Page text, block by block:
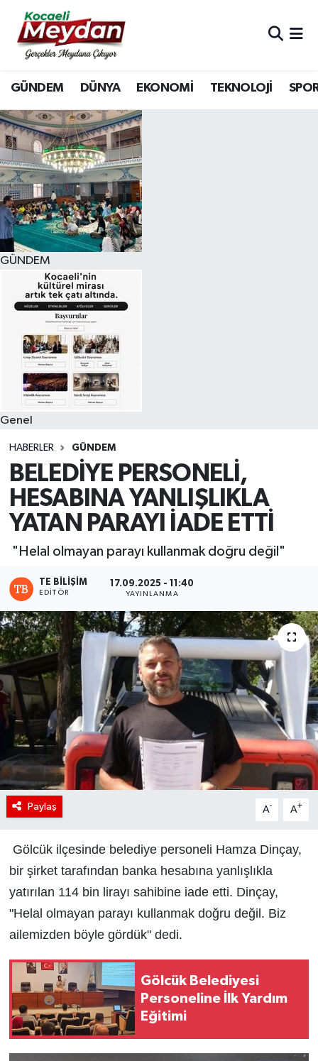
GÜNDEM DÜNYA EKONOMİ TEKNOLOJİ
GÜNDEM
Genel
HABERLER GÜNDEM
BELEDİYE PERSONELİ,
HESABINA YANLIŞLIKLA
YATAN PARAYI İADE ETTİ
"Helal olmayan parayı kullanmak doğru değil"
TE BILIŞIM
EDITÖR
17.09.2025 - 11:40
YAYINLANMA
Paylaş A- A+
Gölcük ilçesinde belediye personeli Hamza Dinçay,
bir şirket tarafından banka hesabına yanlışlıkla
yatırılan 114 bin lirayı sahibine iade etti. Dinçay,
"Helal olmayan parayı kullanmak doğru değil. Biz
ailemizden böyle gördük" dedi.
Gölcük Belediyesi
Personeline İlk Yardım
Eğitimi
Nöbetçi Eczaneler
Hava Durumu
Trafik Durumu
Süper Lig Puan Durumu ve Fikstür
Tüm Manşetler
Son Dakika Haberleri
Haber Arşivi